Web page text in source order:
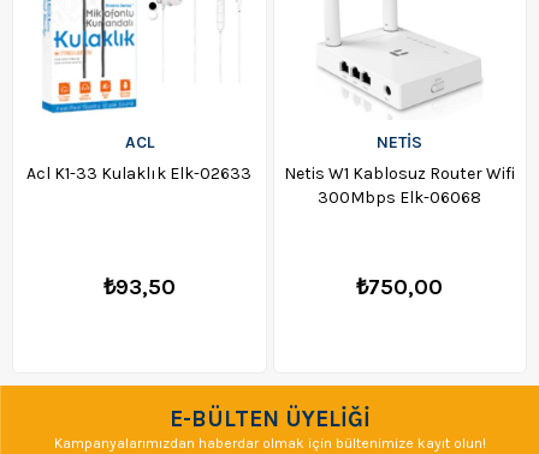
ACL
Acl K1-33 Kulaklık Elk-02633
₺93,50
NETİS
Netis W1 Kablosuz Router Wifi
300Mbps Elk-06068
₺750,00
E-BÜLTEN ÜYELİĞİ
Kampanyalarımızdan haberdar olmak için bültenimize kayıt olun!